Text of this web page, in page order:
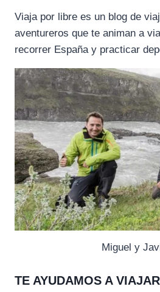
Viaja por libre es un blog de
aventureros que te animan a
recorrer España y practicar
Miguel y
TE AYUDAMOS A